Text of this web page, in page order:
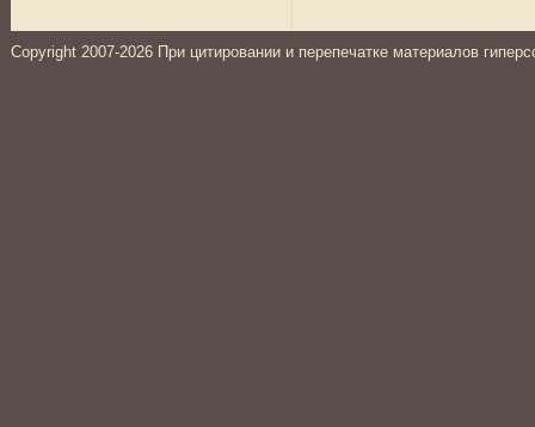
Copyright 2007-2026 При цитировании и перепечатке материалов